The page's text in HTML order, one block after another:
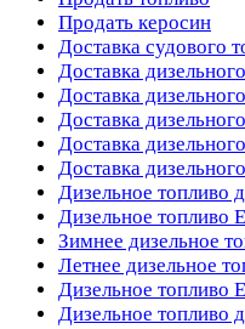
Продать керосин
Доставка судового
Доставка
Доставка
Доставка
Доставка
Доставка
Дизельное топливо
Дизельное топливо
Зимнее дизельное
Летнее дизельное
Дизельное топливо
Дизельное топливо